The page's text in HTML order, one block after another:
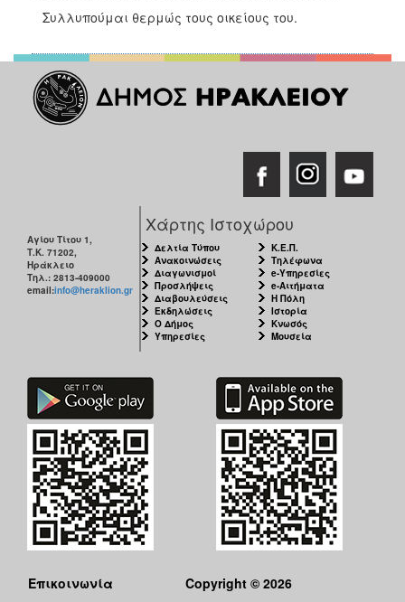
Συλλυπούμαι θερμώς τους οικείους του.
Αγίου Τίτου 1,
Τ.Κ. 71202,
Ηράκλειο
Τηλ.: 2813-409000
email:info@heraklion.gr
Χάρτης Ιστοχώρου
Δελτία Τύπου
Ανακοινώσεις
Διαγωνισμοί
Προσλήψεις
Διαβουλεύσεις
Εκδηλώσεις
Ο Δήμος
Υπηρεσίες
Κ.Ε.Π.
Τηλέφωνα
e-Υπηρεσίες
e-Αιτήματα
Η Πόλη
Ιστορία
Κνωσός
Μουσεία
Επικοινωνία Copyright © 2026